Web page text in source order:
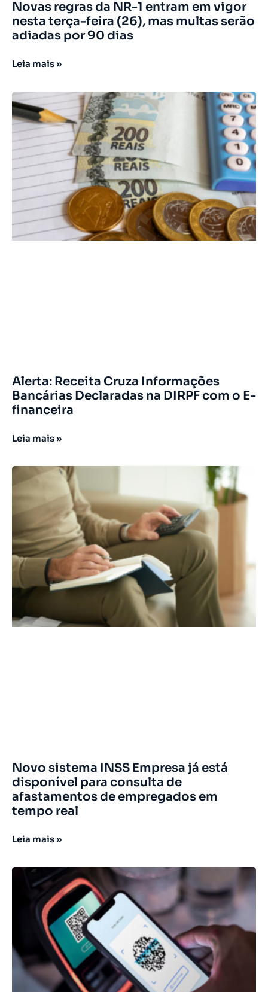
Novas regras da NR-1 entram em vigor
nesta terça-feira (26), mas multas serão
adiadas por 90 dias
Leia mais »
Alerta: Receita Cruza Informações
Bancárias Declaradas na DIRPF com o E-
financeira
Leia mais »
Novo sistema INSS Empresa já está
disponível para consulta de
afastamentos de empregados em
tempo real
Leia mais »